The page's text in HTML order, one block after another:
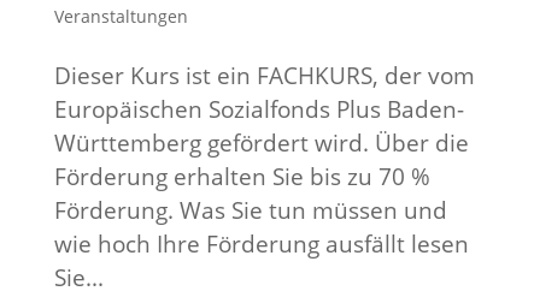
Veranstaltungen
Dieser Kurs ist ein FACHKURS, der vom
Europäischen Sozialfonds Plus Baden-
Württemberg gefördert wird. Über die
Förderung erhalten Sie bis zu 70 %
Förderung. Was Sie tun müssen und
wie hoch Ihre Förderung ausfällt lesen
Sie...